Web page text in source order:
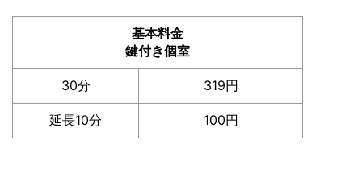
基本料金
鍵付き個室
30分 319円
延長10分 100円